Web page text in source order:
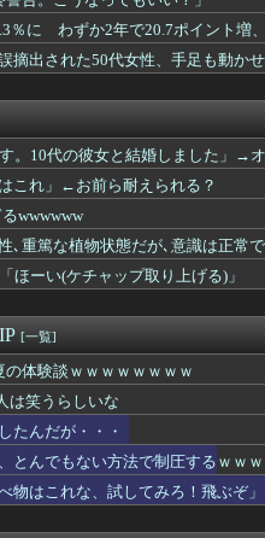
にブロックされる・・・
ｗｗｗｗwwww
愛すぎるJKwww
ｗｗwｗｗｗｗｗｗｗｗ❤
にブロックされる・・・
いた
『偽りの呪文』を繰り返している」
ド一括で買えちゃう私って素...
ろ！」←これ頭おかしいやろ
ｗｗｗｗｗ
ｗｗｗｗｗｗｗｗｗｗｗｗｗｗｗ...
ジのおじ、ガチでイラネ」→
いる
・
が死んだ結果･･･⇒！！
動ｗｗｗｗｗｗｗｗｗｗｗ
うなるwww
ンスをしながら家事をする
口いよｗｗｗｗｗ」→セフレに...
％に わずか2年で20.7ポイント増
摘出された50代女性、手足も動
。10代の彼女と結婚しました」→
これ」←お前ら耐えられる？
wwwwww
､重篤な植物状態だが､意識は正常
ほーい(ケチャップ取り上げる)」
[一覧]
の体験談ｗｗｗｗｗｗｗｗ
は笑うらしいな
たんだが・・・
とんでもない方法で制圧するｗｗ
物はこれな、試してみろ！飛ぶぞ」